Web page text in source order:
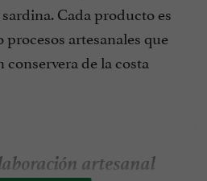
Cada producto es
artesanales que
de la costa
artesanal